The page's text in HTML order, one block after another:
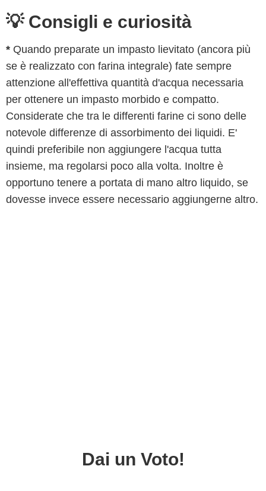
💡 Consigli e curiosità
* Quando preparate un impasto lievitato (ancora più
se è realizzato con farina integrale) fate sempre
attenzione all'effettiva quantità d'acqua necessaria
per ottenere un impasto morbido e compatto.
Considerate che tra le differenti farine ci sono delle
notevole differenze di assorbimento dei liquidi. E'
quindi preferibile non aggiungere l'acqua tutta
insieme, ma regolarsi poco alla volta. Inoltre è
opportuno tenere a portata di mano altro liquido, se
dovesse invece essere necessario aggiungerne altro.
Dai un Voto!